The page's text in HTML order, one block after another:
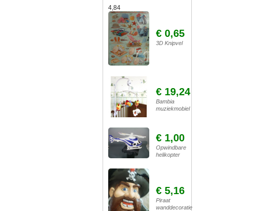
4,84
€ 0,65
3D Knipvel
€ 19,24
Bambia
muziekmobiel
€ 1,00
Opwindbare
helikopter
€ 5,16
Piraat
wanddecoratie